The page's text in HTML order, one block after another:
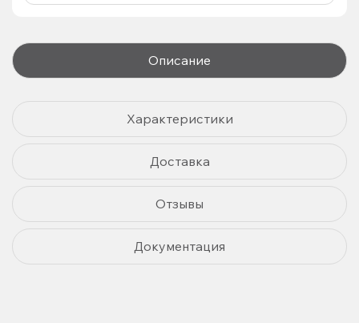
Описание
Характеристики
Доставка
Отзывы
Документация